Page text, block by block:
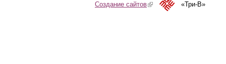
Создание сайтов(link is external)«Три-В»